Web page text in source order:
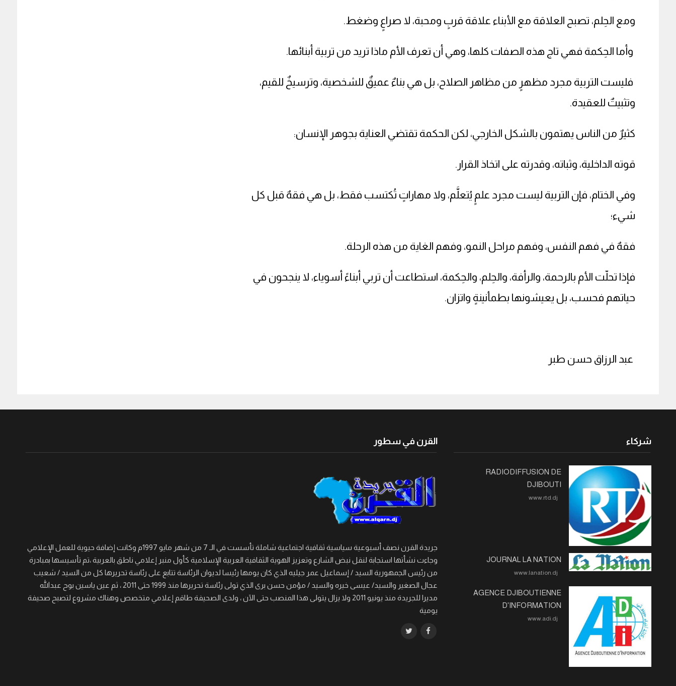
ومع الحِلم، تصبح العلاقة مع الأبناء علاقة قربٍ ومحبة، لا صراعٍ وضغط.
وأما الحِكمة فهي تاج هذه الصفات كلها، وهي أن تعرف الأم ماذا تريد من تربية أبنائها.
فليست التربية مجرد مظهرٍ من مظاهر الصلاح، بل هي بناءٌ عميقٌ للشخصية، وترسيخٌ للقيم،
وتثبيتٌ للعقيدة.
كثيرٌ من الناس يهتمون بالشكل الخارجي، لكن الحكمة تقتضي العناية بجوهر الإنسان:
قوته الداخلية، وثباته، وقدرته على اتخاذ القرار.
وفي الختام، فإن التربية ليست مجرد علمٍ يُتعلَّم، ولا مهاراتٍ تُكتسب فقط، بل هي فقهٌ قبل كل
شيء؛
فقهٌ في فهم النفس، وفهم مراحل النمو، وفهم الغاية من هذه الرحلة.
فإذا تحلّت الأم بالرحمة، والرأفة، والحِلم، والحِكمة، استطاعت أن تربي أبناءً أسوياء، لا ينجحون في
حياتهم فحسب، بل يعيشونها بطمأنينةٍ واتزان.
عبد الرزاق حسن طبر
القرن في سطور
جريدة القرن نصف أسبوعية سياسية ثقافية اجتماعية شاملة تأسست في الـ 7 من شهر مايو 1997م وكانت إضافة حيوية للعمل الإعلامي
وجاءت نشأتها استجابة لنقل نبض الشارع وتعزيز الهوية الثقافية العربية الإسلامية كأول منبر إعلامي ناطق بالعربية ،تم تأسيسها بمبادرة
من رئيس الجمهورية السيد / إسماعيل عمر جيليه الذي كان يومها رئيسا لديوان الرئاسة تتابع على رئاسة تحريرها كل من السيد / شعيب
عجال الصغير والسيد/ عيسى خيره والسيد / مؤمن حسن برى الذي تولى رئاسة تحريرها منذ 1999 حتى 2011 ، ثم عين ياسين بوح عبدالله
مديرا للجريدة منذ يونيو 2011 ولا يزال يتولى هذا المنصب حتى الآن ، ولدى الصحيفة طاقم إعلامي متخصص وهناك مشروع لتصبح صحيفة
يومية
شركاء
RADIODIFFUSION DE
DJIBOUTI
JOURNAL LA NATION
AGENCE DJIBOUTIENNE
D'INFORMATION